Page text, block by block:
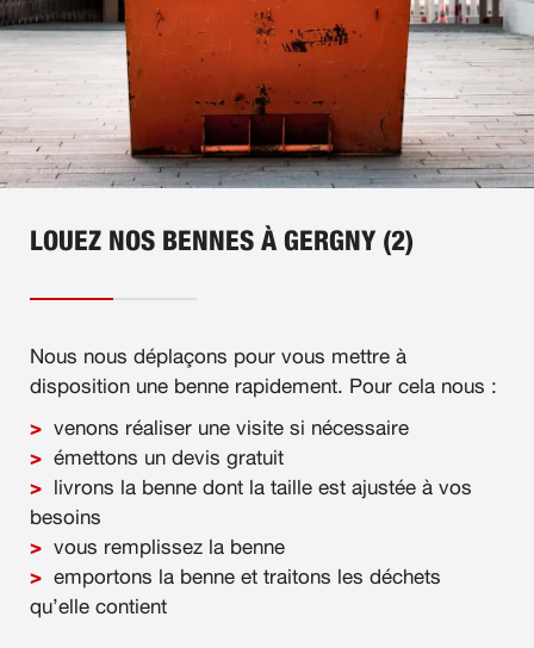
LOUEZ NOS BENNES À GERGNY (2)
Nous nous déplaçons pour vous mettre à
disposition une benne rapidement. Pour cela nous :
venons réaliser une visite si nécessaire
émettons un devis gratuit
livrons la benne dont la taille est ajustée à vos
besoins
vous remplissez la benne
emportons la benne et traitons les déchets
qu’elle contient